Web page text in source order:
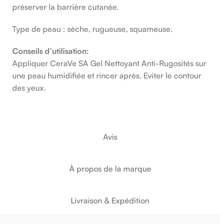
Avis
À propos de la marque
Livraison & Expédition
préserver la barrière cutanée.
Type de peau : sèche, rugueuse, squameuse.
Conseils d’utilisation:
Appliquer CeraVe SA Gel Nettoyant Anti-Rugosités sur
une peau humidifiée et rincer après. Eviter le contour
des yeux.